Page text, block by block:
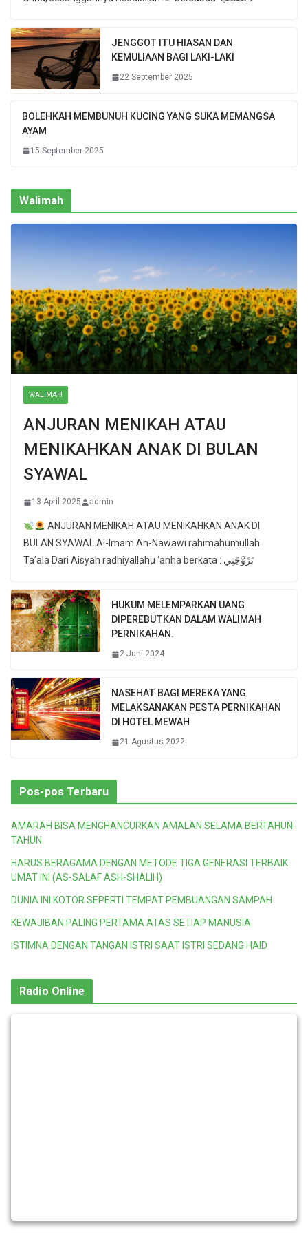
JENGGOT ITU HIASAN DAN
KEMULIAAN BAGI LAKI-LAKI
22 September 2025
BOLEHKAH MEMBUNUH KUCING YANG SUKA MEMANGSA
AYAM
15 September 2025
Walimah
WALIMAH
ANJURAN MENIKAH ATAU
MENIKAHKAN ANAK DI BULAN
SYAWAL
13 April 2025 admin
ANJURAN MENIKAH ATAU MENIKAHKAN ANAK DI
BULAN SYAWAL Al-Imam An-Nawawi rahimahumullah
Ta’ala Dari Aisyah radhiyallahu ‘anha berkata : تَزَوَّجَنِي
HUKUM MELEMPARKAN UANG
DIPEREBUTKAN DALAM WALIMAH
PERNIKAHAN.
2 Juni 2024
NASEHAT BAGI MEREKA YANG
MELAKSANAKAN PESTA PERNIKAHAN
DI HOTEL MEWAH
21 Agustus 2022
Pos-pos Terbaru
AMARAH BISA MENGHANCURKAN AMALAN SELAMA BERTAHUN-
TAHUN
HARUS BERAGAMA DENGAN METODE TIGA GENERASI TERBAIK
UMAT INI (AS-SALAF ASH-SHALIH)
DUNIA INI KOTOR SEPERTI TEMPAT PEMBUANGAN SAMPAH
KEWAJIBAN PALING PERTAMA ATAS SETIAP MANUSIA
ISTIMNA DENGAN TANGAN ISTRI SAAT ISTRI SEDANG HAID
Radio Online